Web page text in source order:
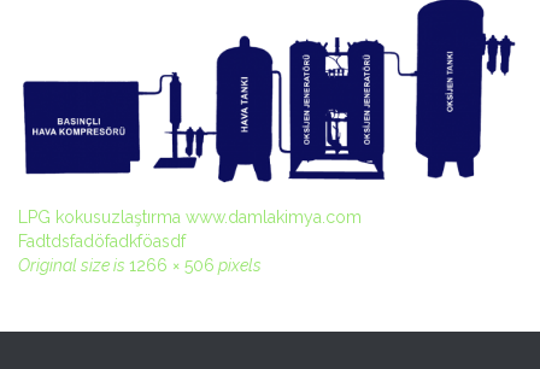
LPG kokusuzlaştırma www.damlakimya.com
Fadtdsfadöfadkföasdf
Original size is 1266 × 506 pixels